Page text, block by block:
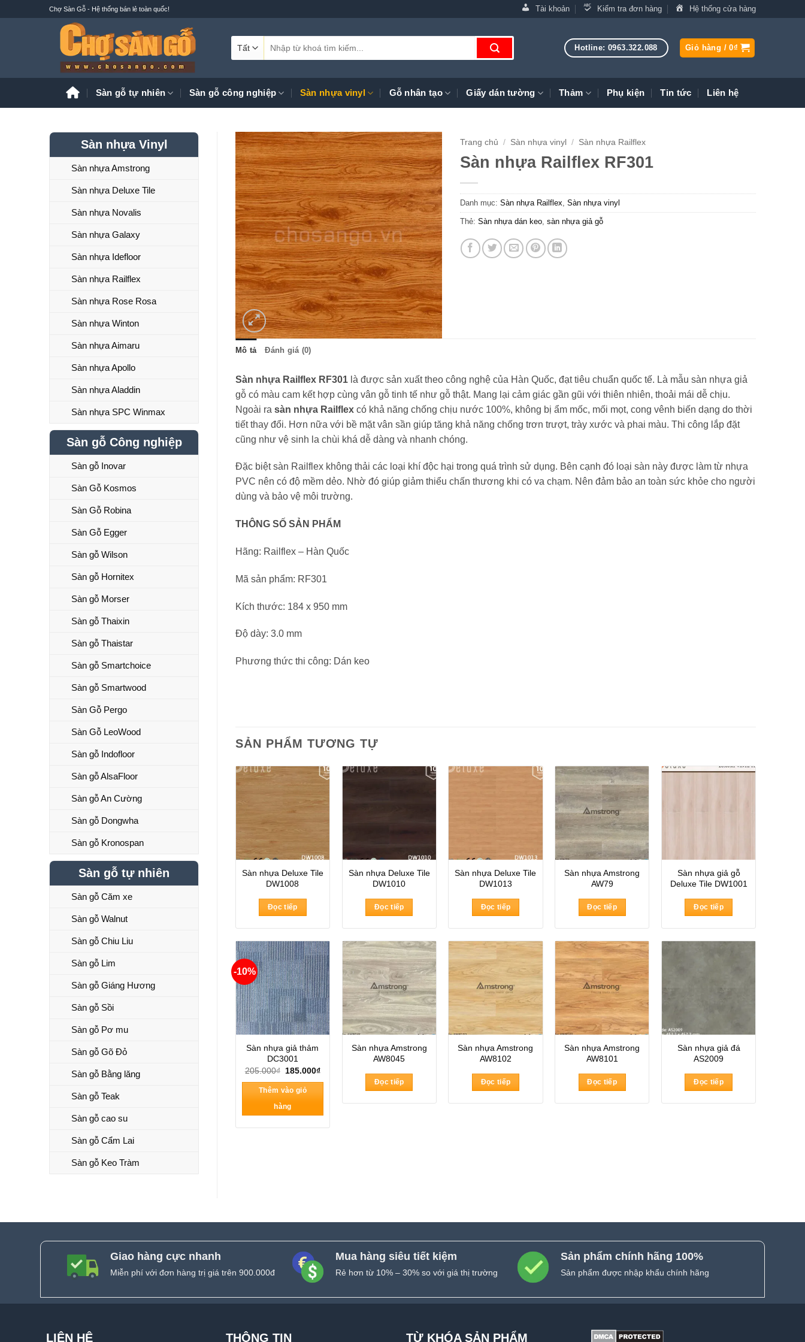
Chợ Sàn Gỗ - Hệ thống bán lẻ toàn quốc! Tài khoản Kiểm tra đơn hàng Hệ thống cửa hàng
kiếm:
Hotline: 0963.322.088 Giỏ hàng /0₫
Sàn gỗ tự nhiên Sàn gỗ công nghiệp Sàn nhựa vinyl Gỗ nhân tạo Giấy dán tường Thảm Phụ kiện Tin tức Liên hệ
Sàn nhựa Vinyl
Sàn nhựa Amstrong
Sàn nhựa Deluxe Tile
Sàn nhựa Novalis
Sàn nhựa Galaxy
Sàn nhựa Idefloor
Sàn nhựa Railflex
Sàn nhựa Rose Rosa
Sàn nhựa Winton
Sàn nhựa Aimaru
Sàn nhựa Apollo
Sàn nhựa Aladdin
Sàn nhựa SPC Winmax
Sàn gỗ Công nghiệp
Sàn gỗ Inovar
Sàn Gỗ Kosmos
Sàn Gỗ Robina
Sàn Gỗ Egger
Sàn gỗ Wilson
Sàn gỗ Hornitex
Sàn gỗ Morser
Sàn gỗ Thaixin
Sàn gỗ Thaistar
Sàn gỗ Smartchoice
Sàn gỗ Smartwood
Sàn Gỗ Pergo
Sàn Gỗ LeoWood
Sàn gỗ Indofloor
Sàn gỗ AlsaFloor
Sàn gỗ An Cường
Sàn gỗ Dongwha
Sàn gỗ Kronospan
Sàn gỗ tự nhiên
Sàn gỗ Căm xe
Sàn gỗ Walnut
Sàn gỗ Chiu Liu
Sàn gỗ Lim
Sàn gỗ Giáng Hương
Sàn gỗ Sồi
Sàn gỗ Pơ mu
Sàn gỗ Gõ Đỏ
Sàn gỗ Bằng lăng
Sàn gỗ Teak
Sàn gỗ cao su
Sàn gỗ Cẩm Lai
Sàn gỗ Keo Tràm
Trang chủ / Sàn nhựa vinyl / Sàn nhựa Railflex
Sàn nhựa Railflex RF301
Danh mục: Sàn nhựa Railflex Sàn nhựa vinyl
Thẻ: Sàn nhựa dán keo, sàn nhựa giả gỗ
Mô tả Đánh giá (0)
Sàn nhựa Railflex RF301 là được sản xuất theo công nghệ của Hàn Quốc, đạt tiêu chuẩn quốc tế. Là mẫu sàn nhựa giả
gỗ có màu cam kết hợp cùng vân gỗ tinh tế như gỗ thật. Mang lại cảm giác gần gũi với thiên nhiên, thoải mái dễ chịu.
Ngoài ra sàn nhựa Railflex có khả năng chống chịu nước 100%, không bị ẩm mốc, mối mọt, cong vênh biến dạng do thời
tiết thay đổi. Hơn nữa với bề mặt vân sần giúp tăng khả năng chống trơn trượt, trày xước và phai màu. Thi công lắp đặt
cũng như vệ sinh la chùi khá dễ dàng và nhanh chóng.
Đặc biệt sàn Railflex không thải các loại khí độc hại trong quá trình sử dụng. Bên cạnh đó loại sàn này được làm từ nhựa
PVC nên có độ mềm dẻo. Nhờ đó giúp giảm thiểu chấn thương khi có va chạm. Nên đảm bảo an toàn sức khỏe cho người
dùng và bảo vệ môi trường.
THÔNG SỐ SẢN PHẨM
Hãng: Railflex – Hàn Quốc
Mã sản phẩm: RF301
Kích thước: 184 x 950 mm
Độ dày: 3.0 mm
Phương thức thi công: Dán keo
SẢN PHẨM TƯƠNG TỰ
Sàn nhựa Deluxe Tile
DW1008
Đọc tiếp
Sàn nhựa Deluxe Tile
DW1010
Đọc tiếp
Sàn nhựa Deluxe Tile
DW1013
Đọc tiếp
Sàn nhựa Amstrong
AW79
Đọc tiếp
Sàn nhựa giả gỗ
Deluxe Tile DW1001
Đọc tiếp
-10%
Sàn nhựa giả thảm
DC3001
205.000₫ Giá
là:
205.000₫.
185.000₫Giá
185.000₫.
Thêm vào giỏ
hàng
Sàn nhựa Amstrong
AW8045
Đọc tiếp
Sàn nhựa Amstrong
AW8102
Đọc tiếp
Sàn nhựa Amstrong
AW8101
Đọc tiếp
Sàn nhựa giả đá
AS2009
Đọc tiếp
Giao hàng cực nhanh
Miễn phí với đơn hàng trị giá trên 900.000đ
Mua hàng siêu tiết kiệm
Rẻ hơn từ 10% – 30% so với giá thị trường
Sản phẩm chính hãng 100%
Sản phẩm được nhập khẩu chính hãng
LIÊN HỆ THÔNG TIN TỪ KHÓA SẢN PHẨM